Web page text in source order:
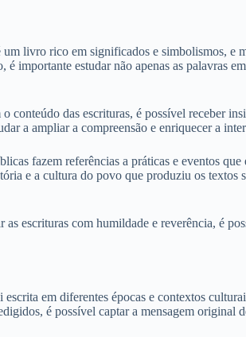
livro rico em significados e simbolismos, e
importante estudar não apenas as palavras
conteúdo das escrituras, é possível receber
a ampliar a compreensão e enriquecer a
fazem referências a práticas e eventos que
e a cultura do povo que produziu os textos
escrituras com humildade e reverência, é
em diferentes épocas e contextos
é possível captar a mensagem original